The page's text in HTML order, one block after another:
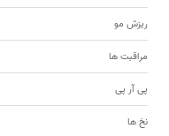
ریزش مو
مراقبت ها
پی آر پی
نخ ها